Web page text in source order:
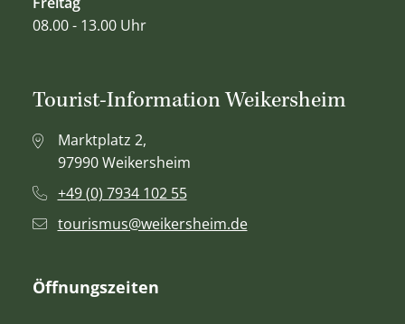
08.00 - 13.00 Uhr
Tourist-Information Weikersheim
Marktplatz 2,
97990 Weikersheim
+49 (0) 7934 102 55
tourismus@weikersheim.de
Öffnungszeiten